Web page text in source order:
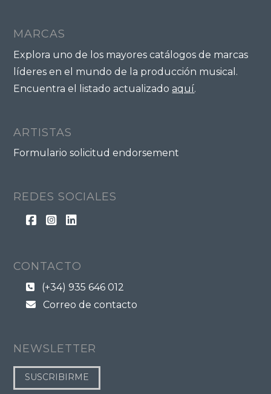
MARCAS
Explora uno de los mayores catálogos de marcas
líderes en el mundo de la producción musical.
Encuentra el listado actualizadoaquí.
ARTISTAS
Formulario solicitud endorsement
REDES SOCIALES
CONTACTO
(+34) 935 646 012
Correo de contacto
NEWSLETTER
SUSCRIBIRME